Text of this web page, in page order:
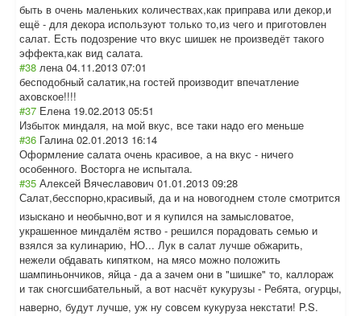
быть в очень маленьких количествах,как приправа или декор,и
ещё - для декора используют только то,из чего и приготовлен
салат. Есть подозрение что вкус шишек не произведёт такого
эффекта,как вид салата.
#38 лена 04.11.2013 07:01
бесподобный салатик,на гостей производит впечатление
аховское!!!!
#37 Елена 19.02.2013 05:51
Избыток миндаля, на мой вкус, все таки надо его меньше
#36 Галина 02.01.2013 16:14
Оформление салата очень красивое, а на вкус - ничего
особенного. Восторга не испытала.
#35 Алексей Вячеславович 01.01.2013 09:28
Салат,бесспорно,красивый, да и на новогоднем столе смотрится
изыскано и необычно,вот и я купился на замысловатое,
украшенное миндалём яство - решился порадовать семью и
взялся за кулинарию, НО... Лук в салат лучше обжарить,
нежели обдавать кипятком, на мясо можно положить
шампиньончиков, яйца - да а зачем они в "шишке" то, каллораж
и так сногсшибательный, а вот насчёт кукурузы - Ребята, огурцы,
наверно, будут лучше, уж ну совсем кукуруза некстати! P.S.